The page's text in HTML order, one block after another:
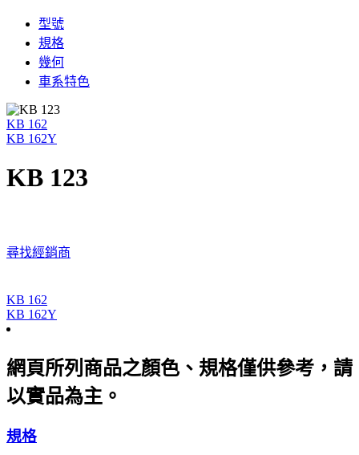
型號
規格
幾何
車系特色
KB 162
KB 162Y
KB 123
尋找經銷商
KB 162
KB 162Y
網頁所列商品之顏色、規格僅供參考，請
以實品為主。
規格